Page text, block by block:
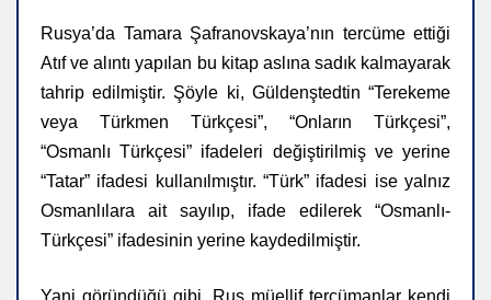
Rusya’da Tamara Şafranovskaya’nın tercüme ettiği
Atıf ve alıntı yapılan bu kitap aslına sadık kalmayarak
tahrip edilmiştir. Şöyle ki, Güldenştedtin “Terekeme
veya Türkmen Türkçesi”, “Onların Türkçesi”,
“Osmanlı Türkçesi” ifadeleri değiştirilmiş ve yerine
“Tatar” ifadesi kullanılmıştır. “Türk” ifadesi ise yalnız
Osmanlılara ait sayılıp, ifade edilerek “Osmanlı-
Türkçesi” ifadesinin yerine kaydedilmiştir.
Yani göründüğü gibi, Rus müellif tercümanlar kendi